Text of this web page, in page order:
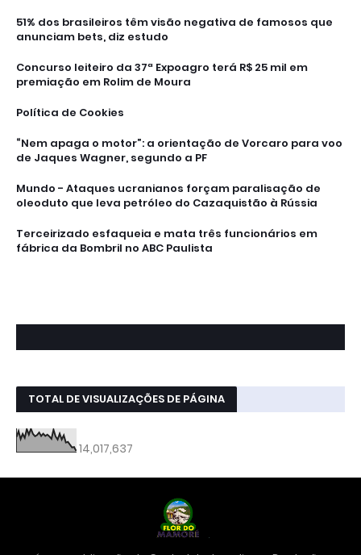
51% dos brasileiros têm visão negativa de famosos que
anunciam bets, diz estudo
Concurso leiteiro da 37ª Expoagro terá R$ 25 mil em
premiação em Rolim de Moura
Política de Cookies
“Nem apaga o motor”: a orientação de Vorcaro para voo
de Jaques Wagner, segundo a PF
Mundo - Ataques ucranianos forçam paralisação de
oleoduto que leva petróleo do Cazaquistão à Rússia
Terceirizado esfaqueia e mata três funcionários em
fábrica da Bombril no ABC Paulista
TOTAL DE VISUALIZAÇÕES DE PÁGINA
14,017,637